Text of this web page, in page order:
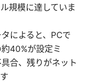
規模に達していま
によると、PCで
40%が設定ミ
合、残りがネット